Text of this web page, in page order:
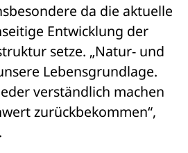
da die aktuelle
Entwicklung der
setze. „Natur- und
Lebensgrundlage.
verständlich machen
zurückbekommen“,